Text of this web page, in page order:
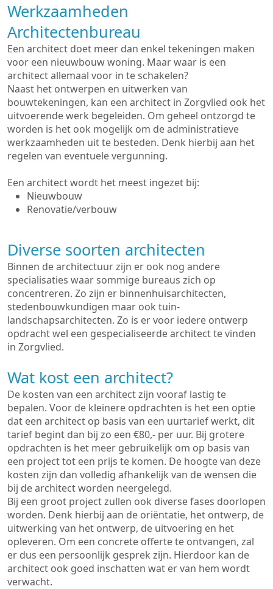
Werkzaamheden
Architectenbureau
Een architect doet meer dan enkel tekeningen maken
voor een nieuwbouw woning. Maar waar is een
architect allemaal voor in te schakelen?
Naast het ontwerpen en uitwerken van
bouwtekeningen, kan een architect in Zorgvlied ook het
uitvoerende werk begeleiden. Om geheel ontzorgd te
worden is het ook mogelijk om de administratieve
werkzaamheden uit te besteden. Denk hierbij aan het
regelen van eventuele vergunning.
Een architect wordt het meest ingezet bij:
Nieuwbouw
Renovatie/verbouw
Diverse soorten architecten
Binnen de architectuur zijn er ook nog andere
specialisaties waar sommige bureaus zich op
concentreren. Zo zijn er binnenhuisarchitecten,
stedenbouwkundigen maar ook tuin-
landschapsarchitecten. Zo is er voor iedere ontwerp
opdracht wel een gespecialiseerde architect te vinden
in Zorgvlied.
Wat kost een architect?
De kosten van een architect zijn vooraf lastig te
bepalen. Voor de kleinere opdrachten is het een optie
dat een architect op basis van een uurtarief werkt, dit
tarief begint dan bij zo een €80,- per uur. Bij grotere
opdrachten is het meer gebruikelijk om op basis van
een project tot een prijs te komen. De hoogte van deze
kosten zijn dan volledig afhankelijk van de wensen die
bij de architect worden neergelegd.
Bij een groot project zullen ook diverse fases doorlopen
worden. Denk hierbij aan de oriëntatie, het ontwerp, de
uitwerking van het ontwerp, de uitvoering en het
opleveren. Om een concrete offerte te ontvangen, zal
er dus een persoonlijk gesprek zijn. Hierdoor kan de
architect ook goed inschatten wat er van hem wordt
verwacht.